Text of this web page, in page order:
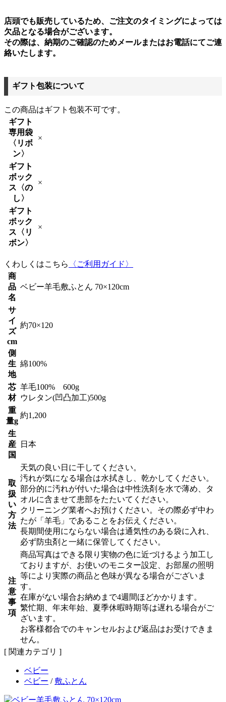
店頭でも販売しているため、ご注文のタイミングによっては
欠品となる場合がございます。
その際は、納期のご確認のためメールまたはお電話にてご連
絡いたします。
ギフト包装について
この商品はギフト包装不可です。
ギフト
専用袋
〈リボ
ン〉
×
ギフト
ボック
ス〈の
し〉
×
ギフト
ボック
ス〈リ
ボン〉
×
くわしくはこちら
〈ご利用ガイド〉
商
品
名
ベビー羊毛敷ふとん 70×120cm
サ
イ
ズ
cm
約70×120
側
生
地
綿100%
芯
材
羊毛100% 600g
ウレタン(凹凸加工)500g
重
量g
約1,200
生
産
国
日本
取
扱
い
方
法
天気の良い日に干してください。
汚れが気になる場合は水拭きし、乾かしてください。
部分的に汚れが付いた場合は中性洗剤を水で薄め、タ
オルに含ませて患部をたたいてください。
クリーニング業者へお預けください。その際必ず中わ
たが「羊毛」であることをお伝えください。
長期間使用にならない場合は通気性のある袋に入れ、
必ず防虫剤と一緒に保管してください。
注
意
事
項
商品写真はできる限り実物の色に近づけるよう加工し
ておりますが、お使いのモニター設定、お部屋の照明
等により実際の商品と色味が異なる場合がございま
す。
在庫がない場合お納めまで4週間ほどかかります。
繁忙期、年末年始、夏季休暇時期等は遅れる場合がご
ざいます。
お客様都合でのキャンセルおよび返品はお受けできま
せん。
[ 関連カテゴリ ]
ベビー
ベビー / 敷ふとん